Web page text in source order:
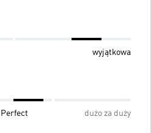
wyjątkowa
Perfect dużo za duży